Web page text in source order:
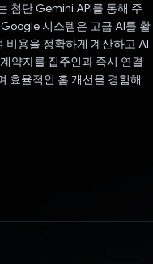
첨단 Gemini API를 통해 주
시스템은 고급 AI를 활
비용을 정확하게 계산하고 AI
약자를 집주인과 즉시 연결
효율적인 홈 개선을 경험해